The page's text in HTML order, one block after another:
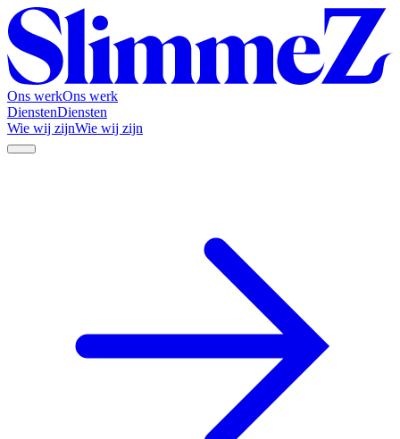
Ons werkOns werk
DienstenDiensten
Wie wij zijnWie wij zijn